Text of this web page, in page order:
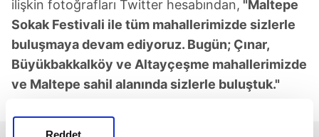
Reddet
ilişkin fotoğrafları Twitter hesabından, "Maltepe
Sokak Festivali ile tüm mahallerimizde sizlerle
buluşmaya devam ediyoruz. Bugün; Çınar,
Büyükbakkalköy ve Altayçeşme mahallerimizde
ve Maltepe sahil alanında sizlerle buluştuk."